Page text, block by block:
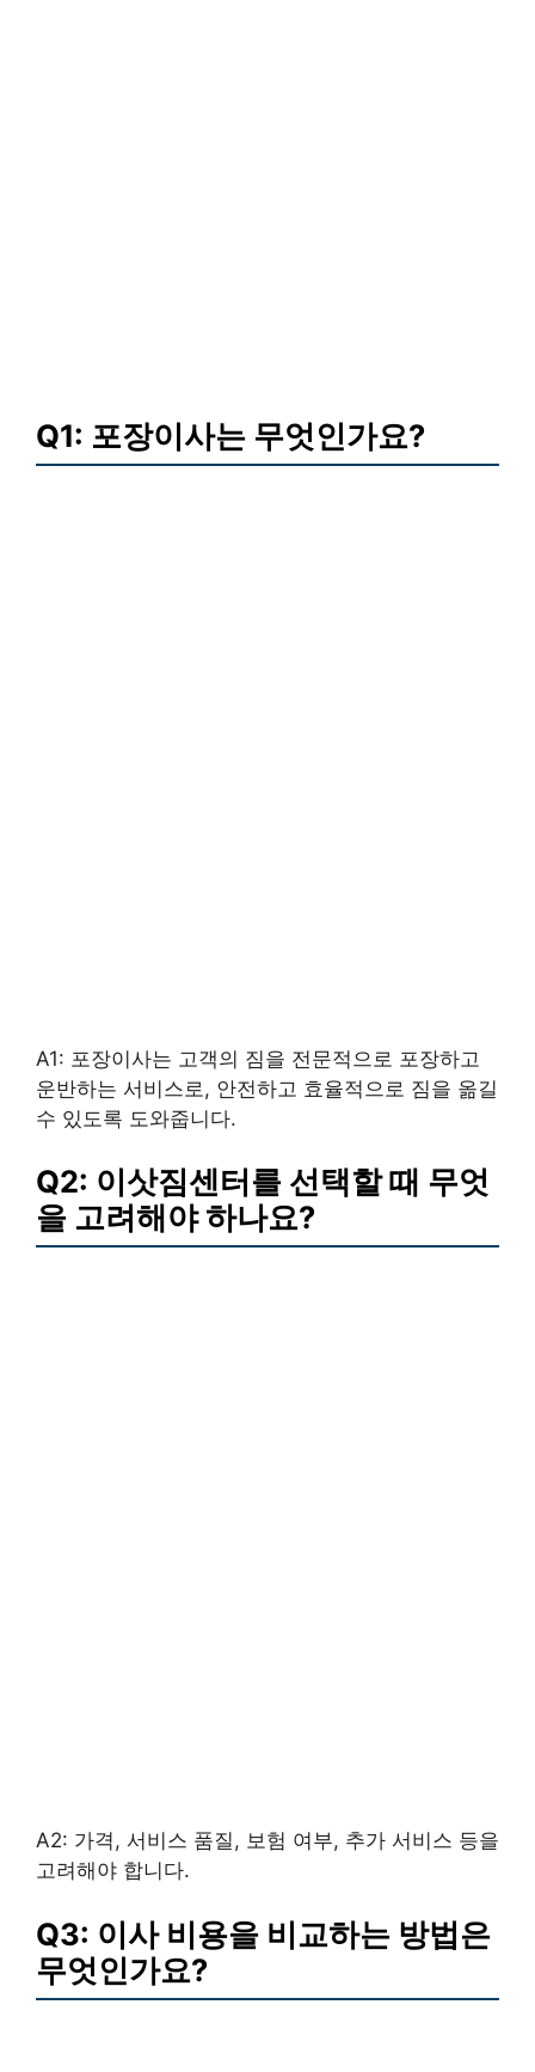
Q1: 포장이사는 무엇인가요?
A1: 포장이사는 고객의 짐을 전문적으로 포장하고
운반하는 서비스로, 안전하고 효율적으로 짐을 옮길
수 있도록 도와줍니다.
Q2: 이삿짐센터를 선택할 때 무엇
을 고려해야 하나요?
A2: 가격, 서비스 품질, 보험 여부, 추가 서비스 등을
고려해야 합니다.
Q3: 이사 비용을 비교하는 방법은
무엇인가요?